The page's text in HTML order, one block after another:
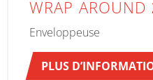
WRAP AROUND
Enveloppeuse
PLUS